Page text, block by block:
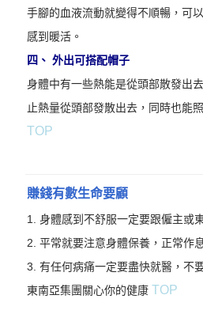
手腳的血液流動就變得不順暢，可
感到暖活。
四、 外出可搭配帽子
身體中有一些熱能是從頭部散發出
止熱量從頭部發散出去，同時也能
TOP
賺錢有數生命要顧
1. 身體感到不舒服一定要跟僱主或
2. 平常就要注意身體保養，正常作
3. 有任何病痛一定要盡快就醫，不
東南亞集團關心你的健康 TOP